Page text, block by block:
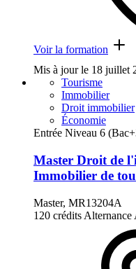
Voir la formation
Mis à jour le 18 juillet
Tourisme
Immobilier
Droit immobilier
Économie
Entrée Niveau 6
Master Droit de
Immobilier de
Master, MR13204A
120 crédits Alternance